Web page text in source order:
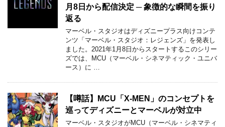
月8日から配信決定 ─ 象徴的な瞬間を振り
返る
マーベル・スタジオはディズニープラス向けコンテ
ンツ「マーベル・スタジオ：レジェンズ」を発表し
ました。2021年1月8日からスタートするこのシリー
ズでは、MCU（マーベル・シネマティック・ユニバ
ース）に …
【噂話】MCU「X-MEN」のコンセプトを
巡ってディズニーとマーベルが対立中
マーベル・スタジオがMCU（マーベル・シネマティ